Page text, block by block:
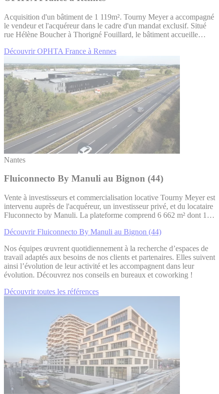
Acquisition d'un bâtiment de 1 119m². Tourny Meyer a accompagné
le vendeur et l'acquéreur dans le cadre d'un mandat exclusif. Situé
rue Hélène Boucher à Thorigné Fouillard, le bâtiment accueille…
Découvrir OPHTA France à Rennes
Nantes
Fluiconnecto By Manuli au Bignon (44)
Vente à investisseurs et commercialisation locative Tourny Meyer est
intervenu auprès de l'acquéreur, un investisseur privé, et du locataire
Fluconnecto by Manuli. La plateforme comprend 6 662 m² dont 1…
Découvrir Fluiconnecto By Manuli au Bignon (44)
Nos équipes œuvrent quotidiennement à la recherche d’espaces de
travail adaptés aux besoins de nos clients et partenaires. Elles suivent
ainsi l’évolution de leur activité et les accompagnent dans leur
évolution. Découvrez nos conseils en bureaux et coworking !
Découvrir toutes les références